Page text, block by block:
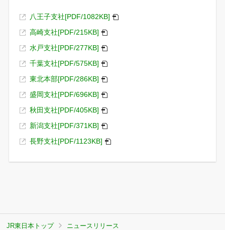
八王子支社[PDF/1082KB]
高崎支社[PDF/215KB]
水戸支社[PDF/277KB]
千葉支社[PDF/575KB]
東北本部[PDF/286KB]
盛岡支社[PDF/696KB]
秋田支社[PDF/405KB]
新潟支社[PDF/371KB]
長野支社[PDF/1123KB]
JR東日本トップ
ニュースリリース